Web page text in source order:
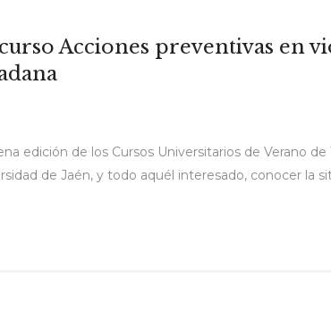
Acciones preventivas en
edición de los Cursos Universitarios de Verano
de Jaén, y todo aquél interesado, conocer la